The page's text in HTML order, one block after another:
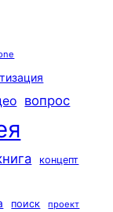
вопрос
концепт
поиск проект